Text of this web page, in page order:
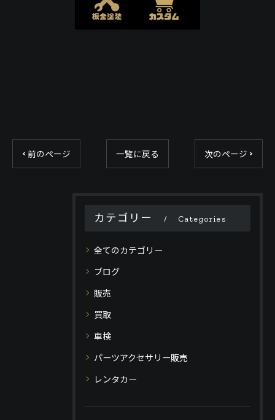
< 前のページ 一覧に戻る 次のページ >
カテゴリー Categories
全てのカテゴリー
ブログ
販売
買取
車検
パーツアクセサリー販売
レンタカー